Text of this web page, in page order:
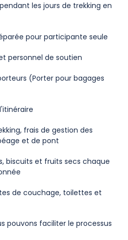
les jours de trekking en
pour participante seule
personnel de soutien
(Porter pour bagages
frais de gestion des
et de pont
biscuits et fruits secs chaque
de couchage, toilettes et
pouvons faciliter le processus